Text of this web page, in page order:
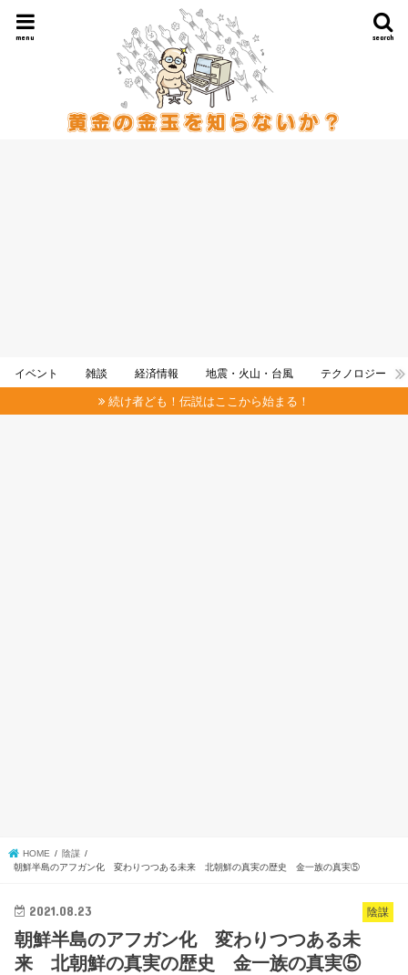
search
menu
イベント 雑談 経済情報 地震・火山・台風 テクノロジー
続け者ども！伝説はここから始まる！
HOME
陰謀
朝鮮半島のアフガン化 変わりつつある未来 北朝鮮の真実の歴史 金一族の真実⑤
陰謀
2021.08.23
朝鮮半島のアフガン化 変わりつつある未
来 北朝鮮の真実の歴史 金一族の真実⑤